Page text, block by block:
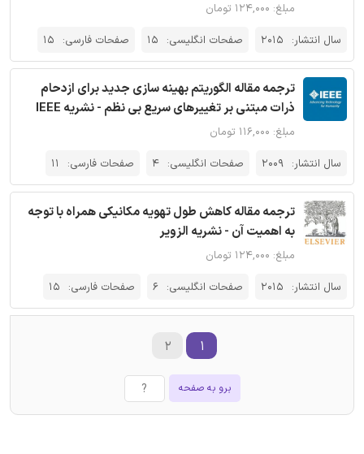
مبلغ: ۱۲۴,۰۰۰ تومان
سال انتشار: 2015 صفحات انگلیسی: 15 صفحات فارسی: 15
ترجمه مقاله الگوریتم بهینه سازی جدید برای ازدحام
ذرات مبتنی بر تغییرهای سریع بی نظم - نشریه IEEE
مبلغ: ۱۱۶,۰۰۰ تومان
سال انتشار: 2009 صفحات انگلیسی: 4 صفحات فارسی: 11
ترجمه مقاله کاهش طول تهویه مکانیکی همراه با توجه
به اهمیت آن - نشریه الزویر
مبلغ: ۱۲۴,۰۰۰ تومان
سال انتشار: 2015 صفحات انگلیسی: 6 صفحات فارسی: 15
برو به صفحه
۱ ۲